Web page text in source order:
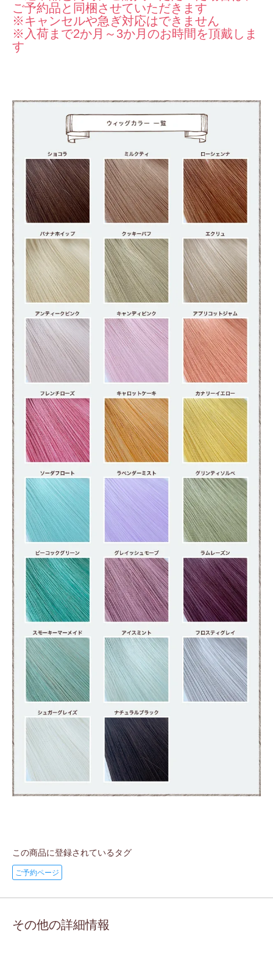
ご予約品と同梱させていただきます
※キャンセルや急ぎ対応はできません
※入荷まで2か月～3か月のお時間を頂戴しま
す
この商品に登録されているタグ
ご予約ページ
その他の詳細情報